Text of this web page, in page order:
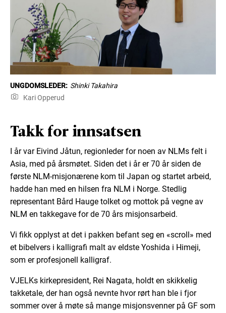
UNGDOMSLEDER: Shinki Takahira
Kari Opperud
Takk for innsatsen
I år var Eivind Jåtun, regionleder for noen av NLMs felt i
Asia, med på årsmøtet. Siden det i år er 70 år siden de
første NLM-misjonærene kom til Japan og startet arbeid,
hadde han med en hilsen fra NLM i Norge. Stedlig
representant Bård Hauge tolket og mottok på vegne av
NLM en takkegave for de 70 års misjonsarbeid.
Vi fikk opplyst at det i pakken befant seg en «scroll» med
et bibelvers i kalligrafi malt av eldste Yoshida i Himeji,
som er profesjonell kalligraf.
VJELKs kirkepresident, Rei Nagata, holdt en skikkelig
takketale, der han også nevnte hvor rørt han ble i fjor
sommer over å møte så mange misjonsvenner på GF som